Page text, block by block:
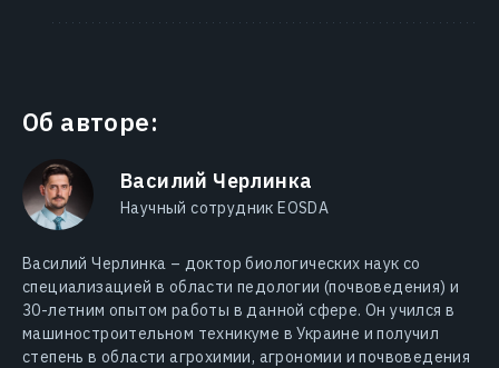
Об авторе:
Василий Черлинка
Научный сотрудник EOSDA
Василий Черлинка – доктор биологических наук со
специализацией в области педологии (почвоведения) и
30-летним опытом работы в данной сфере. Он учился в
машиностроительном техникуме в Украине и получил
степень в области агрохимии, агрономии и почвоведения